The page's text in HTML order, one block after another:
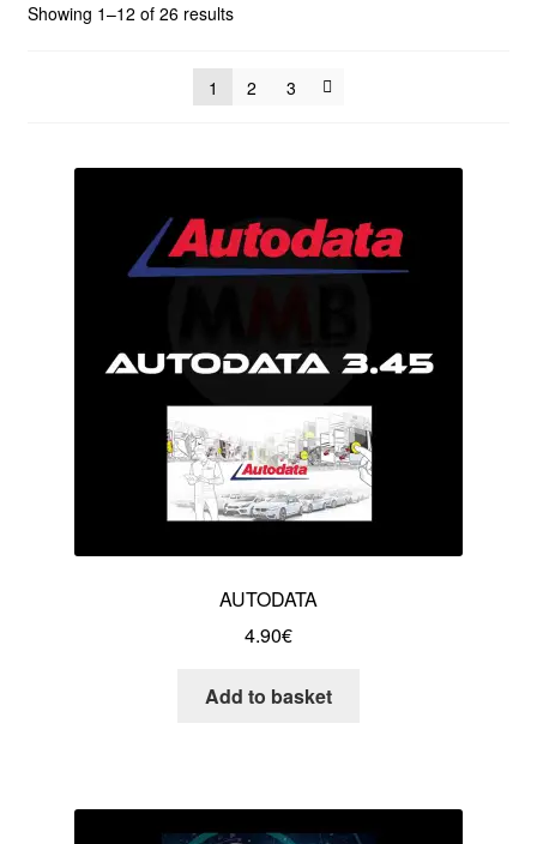
Showing 1–12 of 26 results
1 2 3
AUTODATA
4.90€
Add to basket